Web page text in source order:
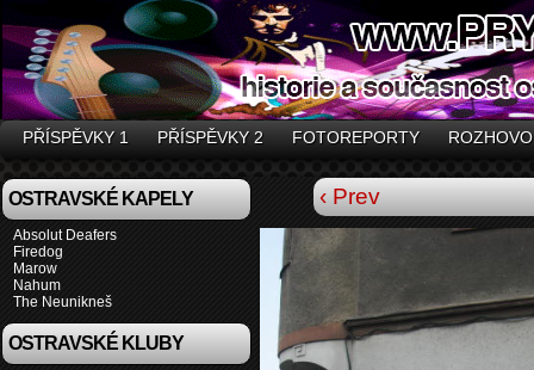
PŘÍSPĚVKY 1 PŘÍSPĚVKY 2 FOTOREPORTY
OSTRAVSKÉ KAPELY
Absolut Deafers
Firedog
Marow
Nahum
The Neunikneš
OSTRAVSKÉ KLUBY
‹ Prev